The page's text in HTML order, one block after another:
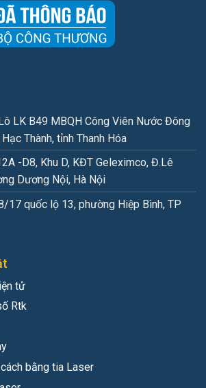
LK B49 MBQH Công Viên Nước Đông
Thành, tỉnh Thanh Hóa
-D8, Khu D, KĐT Geleximco, Đ.Lê
Dương Nội, Hà Nội
17 quốc lộ 13, phường Hiệp Bình, TP
tử
Rtk
bằng tia Laser